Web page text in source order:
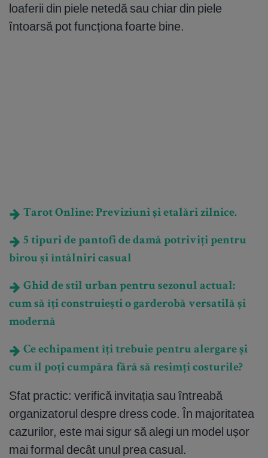
loaferii din piele netedă sau chiar din piele
întoarsă pot funcționa foarte bine.
Tarot Online: Previziuni și etalări zilnice.
5 tipuri de pantofi de damă potriviți pentru
birou și întâlniri casual
Ghid de stil urban pentru sezonul actual:
cum să îți construiești o garderobă versatilă și
modernă
Ce echipament îți trebuie pentru alergare și
cum îl poți cumpăra fără să resimți costurile?
Sfat practic: verifică invitația sau întreabă
organizatorul despre dress code. În majoritatea
cazurilor, este mai sigur să alegi un model ușor
mai formal decât unul prea casual.